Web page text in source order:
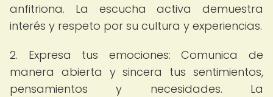
anfitriona. La escucha activa demuestra
interés y respeto por su cultura y experiencias.
2. Expresa tus emociones: Comunica de
manera abierta y sincera tus sentimientos,
pensamientos y necesidades. La